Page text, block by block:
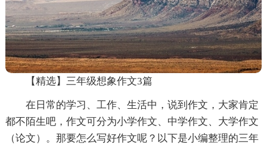
【精选】三年级想象作文3篇
在日常的学习、工作、生活中，说到作文，大家肯定
都不陌生吧，作文可分为小学作文、中学作文、大学作文
（论文）。那要怎么写好作文呢？以下是小编整理的三年